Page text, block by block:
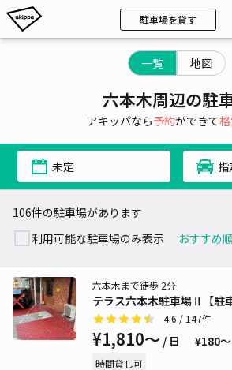
駐車場を貸す
一覧 地図
六本木周辺の駐
アキッパなら予約ができて
未定 指
106件の駐車場があります
利用可能な駐車場のみ表示
テラス六本木駐車場Ⅱ【駐
六本木まで徒歩 2分
4.6 / 147件
¥1,810〜 / 日 ¥180
時間貸し可